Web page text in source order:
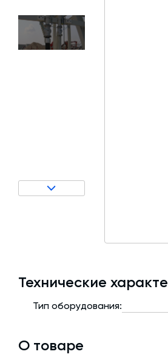
Затворы для силосов и
Авто и Ж/Д весы
Технические
Тип оборудования:
О товаре